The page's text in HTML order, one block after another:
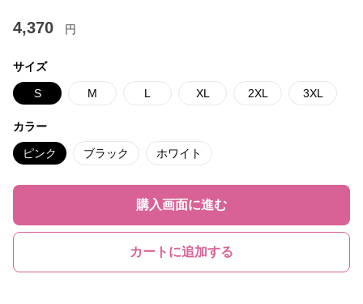
4,370 円
サイズ
S M L XL 2XL 3XL
カラー
ピンク ブラック ホワイト
購入画面に進む
カートに追加する